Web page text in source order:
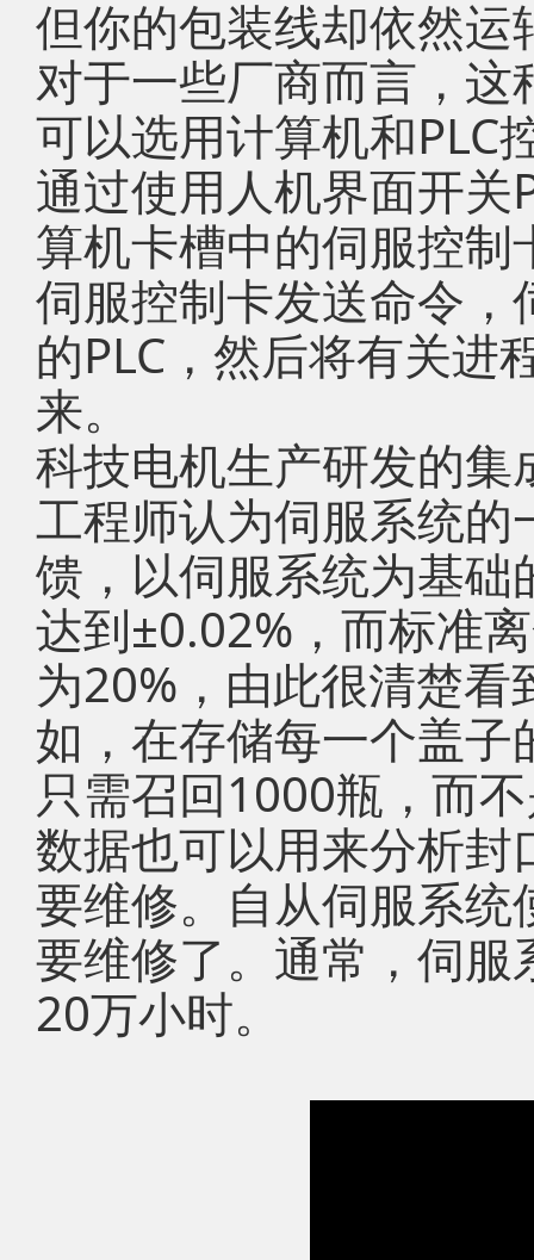
但你的包装线却依然运
对于一些厂商而言，
可以选用计算机和PLC
通过使用人机界面开关
算机卡槽中的伺服控制
伺服控制卡发送命令
的PLC，然后将有关进
来。
科技电机生产研发的
工程师认为伺服系统
馈，以伺服系统为基
达到±0.02%，而标准
为20%，由此很清楚
如，在存储每一个盖
只需召回1000瓶，而
数据也可以用来分析
要维修。自从伺服系
要维修了。通常，伺
20万小时。